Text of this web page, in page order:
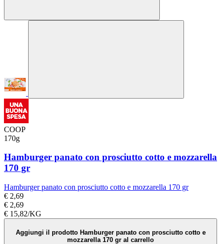
COOP
170g
Hamburger panato con prosciutto cotto e mozzarella
170 gr
Hamburger panato con prosciutto cotto e mozzarella 170 gr
€ 2,69
€ 2,69
€ 15,82/KG
Aggiungi il prodotto Hamburger panato con prosciutto cotto e
mozzarella 170 gr al carrello